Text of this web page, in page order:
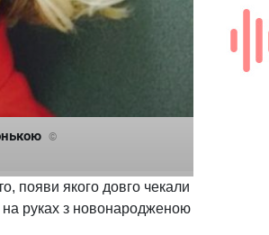
©
появи якого довго чекали
на руках з новонародженою